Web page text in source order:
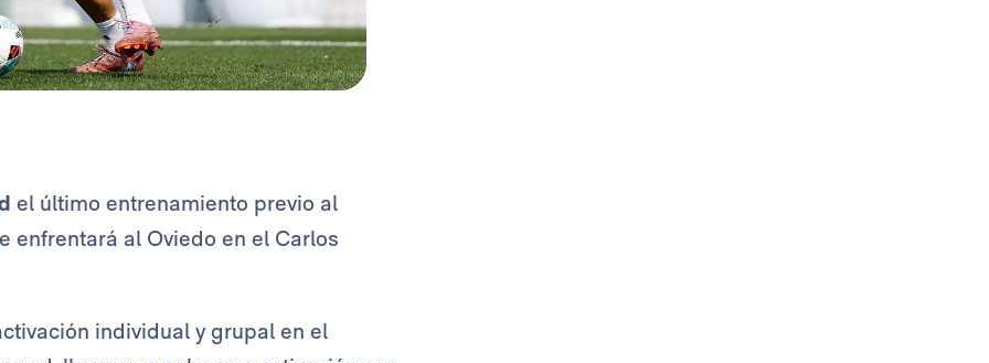
el último entrenamiento previo al
enfrentará al Oviedo en el Carlos
individual y grupal en el